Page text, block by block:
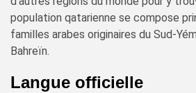
population qatarienne se compose
familles arabes originaires du Sud-
Bahreïn.
Langue officielle